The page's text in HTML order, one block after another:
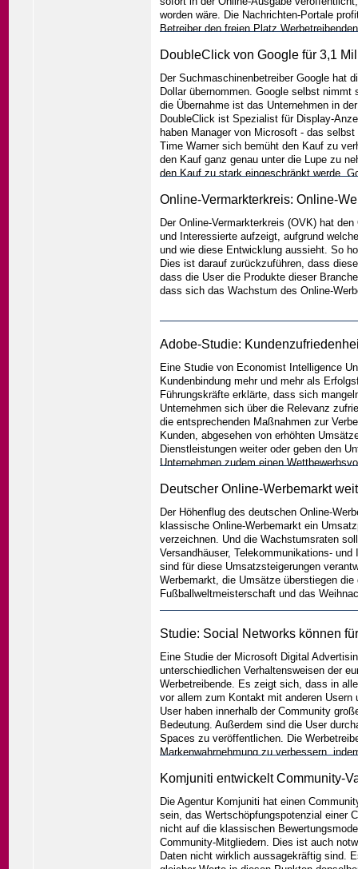
worden wäre. Die Nachrichten-Portale
Betreiber den freien Platz
DoubleClick von Google für 3,1
Der Suchmaschinenbetreiber Google hat
Dollar übernommen. Google selbst
die Übernahme ist das Unternehmen in
DoubleClick ist Spezialist für Display-
haben Manager von Microsoft - das
Time Warner sich bemüht den Kauf zu
den Kauf ganz genau unter die Lupe zu
den Kauf zu stark eingeschränkt werde.
angewachsen ist, sei....weiter
Online-Vermarkterkreis: Online-
Der Online-Vermarkterkreis (OVK) hat
und Interessierte aufzeigt, aufgrund
und wie diese Entwicklung aussieht. So
Dies ist darauf zurückzuführen, dass
dass die User die Produkte dieser
dass sich das Wachstum des Online-
Adobe-Studie:
Eine Studie von Economist Intelligence
Kundenbindung mehr und mehr als
Führungskräfte erklärte, dass sich
Unternehmen sich über die Relevanz
die entsprechenden Maßnahmen zur
Kunden, abgesehen von erhöhten
Dienstleistungen weiter oder geben den
Unternehmen zudem einen
zu versorgen....weiter
Deutscher Online-Werbemarkt
Der Höhenflug des deutschen Online-
klassische Online-Werbemarkt ein
verzeichnen. Und die Wachstumsraten
Versandhäuser, Telekommunikations-
sind für diese Umsatzsteigerungen
Werbemarkt, die Umsätze überstiegen
Fußballweltmeisterschaft und das
Studie: Social Networks können
Eine Studie der Microsoft Digital
unterschiedlichen Verhaltensweisen der
Werbetreibende. Es zeigt sich, dass in
vor allem zum Kontakt mit anderen
User haben innerhalb der Community
Bedeutung. Außerdem sind die User
Spaces zu veröffentlichen. Die
Markenwahrnehmung zu verbessern,
Vorgehen ist für beide von Vorteil, da der
Komjuniti entwickelt Community-
Die Agentur Komjuniti hat einen
sein, das Wertschöpfungspotenzial einer
nicht auf die klassischen
Community-Mitgliedern. Dies ist auch
Daten nicht wirklich aussagekräftig sind.